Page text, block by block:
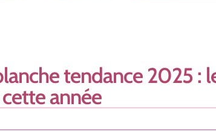
tendance 2025 :
année